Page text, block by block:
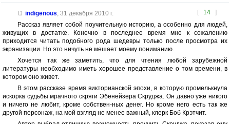
[ 14 ]
indigenous, 31 декабря 2010 г.
Рассказ являет собой поучительную историю, а особенно для людей,
живущих в достатке. Конечно в последнее время мне к сожалению
приходится читать подобного рода шедевры только после просмотра их
экранизации. Но это ничуть не мешает моему пониманию.
Хочется так же заметить, что для чтения любой зарубежной
литературы необходимо иметь хорошее представление о том времени, в
котором оно живет.
В этом рассказе время викторианской эпохи, в которую промелькнула
искорка судьбы мрачного скряги Эбенейзера Скруджа. Он давно уже никого
и ничего не любит, кроме собствен-ных денег. Но кроме него есть так же
другой персонаж, на мой взгляд не менее важный, клерк Боб Крэтчит.